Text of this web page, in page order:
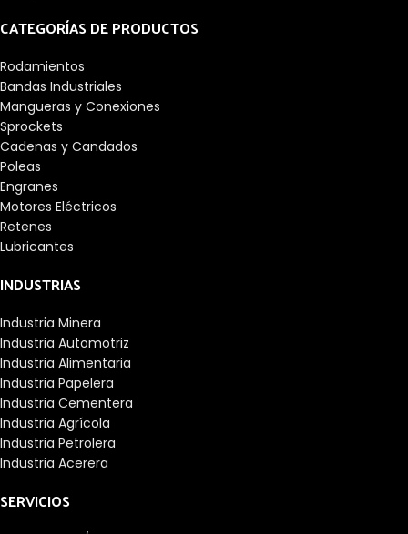
CATEGORÍAS DE PRODUCTOS
Rodamientos
Bandas Industriales
Mangueras y Conexiones
Sprockets
Cadenas y Candados
Poleas
Engranes
Motores Eléctricos
Retenes
Lubricantes
INDUSTRIAS
Industria Minera
Industria Automotriz
Industria Alimentaria
Industria Papelera
Industria Cementera
Industria Agrícola
Industria Petrolera
Industria Acerera
SERVICIOS